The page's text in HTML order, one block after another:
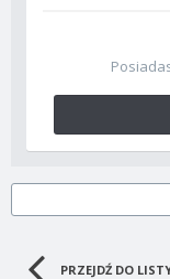
PRZEJDŹ DO